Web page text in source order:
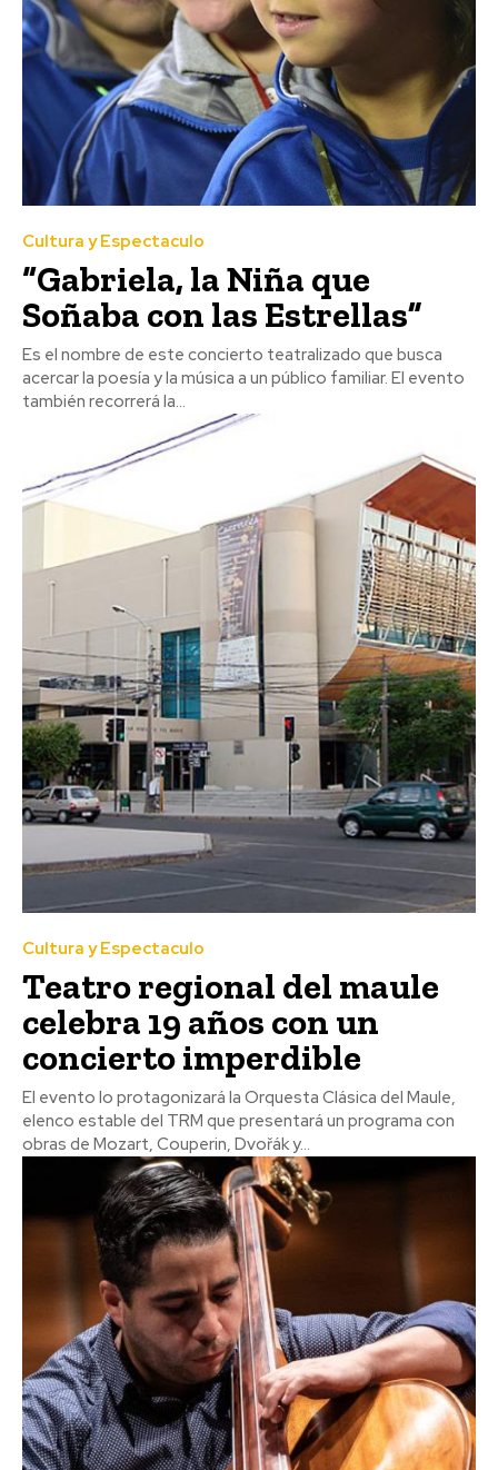
Cultura y Espectaculo
“Gabriela, la Niña que
Soñaba con las Estrellas”
Es el nombre de este concierto teatralizado que busca
acercar la poesía y la música a un público familiar. El evento
también recorrerá la...
Cultura y Espectaculo
Teatro regional del maule
celebra 19 años con un
concierto imperdible
El evento lo protagonizará la Orquesta Clásica del Maule,
elenco estable del TRM que presentará un programa con
obras de Mozart, Couperin, Dvořák y...